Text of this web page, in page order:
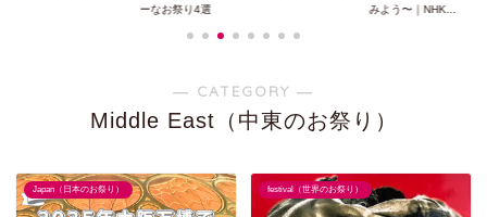
コンテ
― CATEGORY ―
Middle East（中東のお祭り）
Japan（日本のお祭り） festival（世界のお祭り）